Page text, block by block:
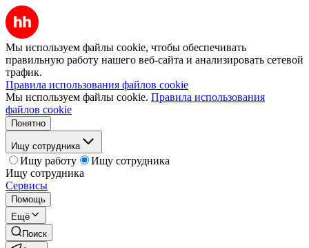
Мы используем файлы cookie, чтобы обеспечивать
правильную работу нашего веб-сайта и анализировать сетевой
трафик.
Правила использования файлов cookie
Мы используем файлы cookie. Правила использования
файлов cookie
Понятно
Ищу сотрудника
Ищу работу
Ищу сотрудника
Ищу сотрудника
Сервисы
Помощь
Ещё
Поиск